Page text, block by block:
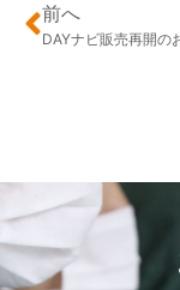
前へ
DAYナビ販売再開の